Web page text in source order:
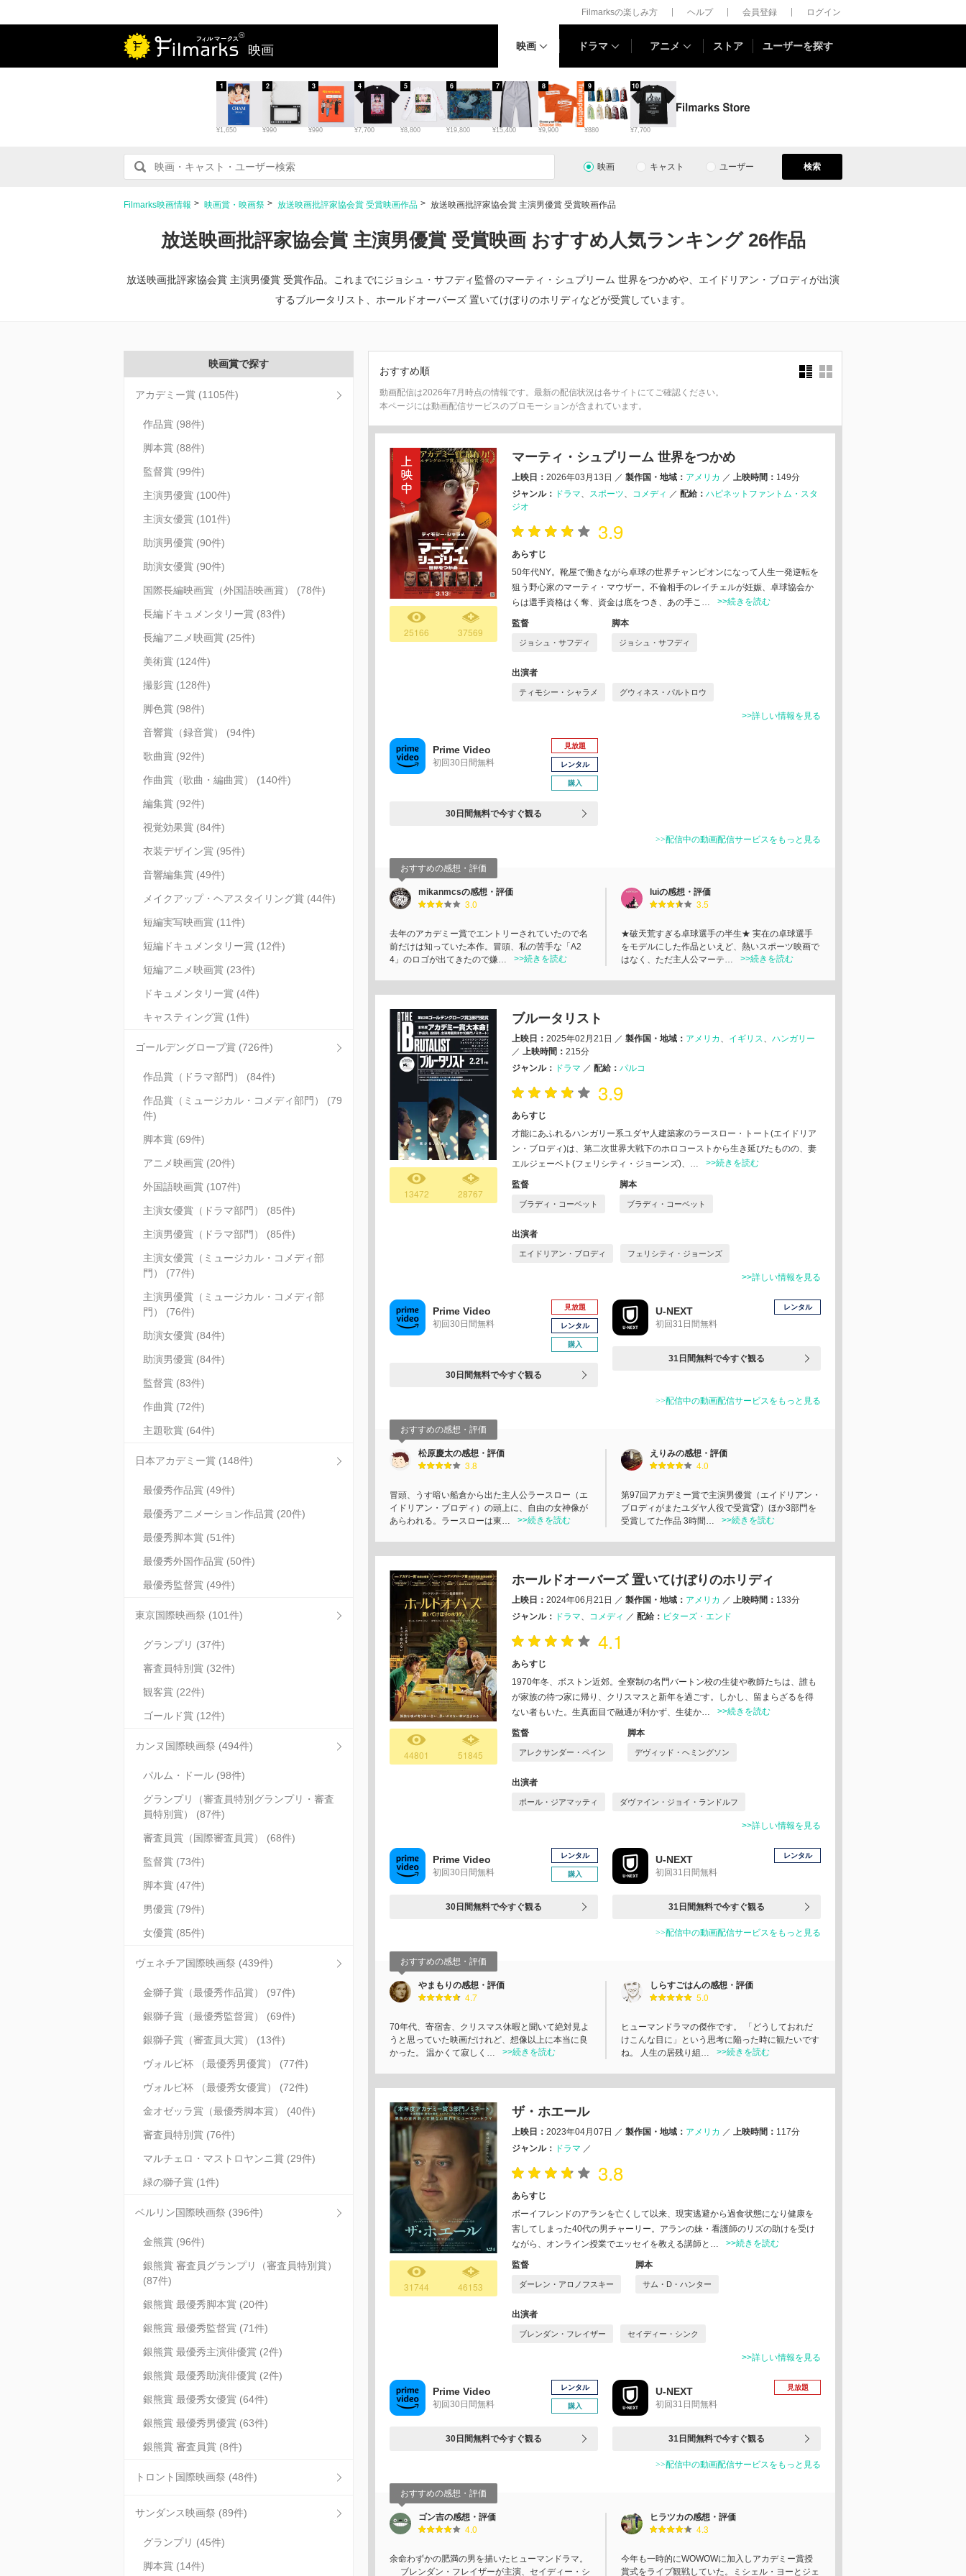
Filmarksの楽しみ方 ヘルプ 会員登録 ログイン
映画 映画 ドラマ アニメ ストア ユーザーを探す
¥1,650
1
¥990
2
¥990
3
¥7,700
4
¥8,800
5
¥19,800
6
¥15,400
7
¥9,900
8
¥880
9
¥7,700
10
映画 キャスト ユーザー 検索
Filmarks映画情報 映画賞・映画祭 放送映画批評家協会賞 受賞映画作品 放送映画批評家協会賞 主演男優賞 受賞映画作品
放送映画批評家協会賞 主演男優賞 受賞映画 おすすめ人気ランキング 26作品
放送映画批評家協会賞 主演男優賞 受賞作品。これまでにジョシュ・サフディ監督のマーティ・シュプリーム 世界をつかめや、エイドリアン・ブロディが出演
するブルータリスト、ホールドオーバーズ 置いてけぼりのホリディなどが受賞しています。
映画賞で探す
アカデミー賞 (1105件)
作品賞 (98件)
脚本賞 (88件)
監督賞 (99件)
主演男優賞 (100件)
主演女優賞 (101件)
助演男優賞 (90件)
助演女優賞 (90件)
国際長編映画賞（外国語映画賞） (78件)
長編ドキュメンタリー賞 (83件)
長編アニメ映画賞 (25件)
美術賞 (124件)
撮影賞 (128件)
脚色賞 (98件)
音響賞（録音賞） (94件)
歌曲賞 (92件)
作曲賞（歌曲・編曲賞） (140件)
編集賞 (92件)
視覚効果賞 (84件)
衣装デザイン賞 (95件)
音響編集賞 (49件)
メイクアップ・ヘアスタイリング賞 (44件)
短編実写映画賞 (11件)
短編ドキュメンタリー賞 (12件)
短編アニメ映画賞 (23件)
ドキュメンタリー賞 (4件)
キャスティング賞 (1件)
ゴールデングローブ賞 (726件)
作品賞（ドラマ部門） (84件)
作品賞（ミュージカル・コメディ部門） (79
件)
脚本賞 (69件)
アニメ映画賞 (20件)
外国語映画賞 (107件)
主演女優賞（ドラマ部門） (85件)
主演男優賞（ドラマ部門） (85件)
主演女優賞（ミュージカル・コメディ部
門） (77件)
主演男優賞（ミュージカル・コメディ部
門） (76件)
助演女優賞 (84件)
助演男優賞 (84件)
監督賞 (83件)
作曲賞 (72件)
主題歌賞 (64件)
日本アカデミー賞 (148件)
最優秀作品賞 (49件)
最優秀アニメーション作品賞 (20件)
最優秀脚本賞 (51件)
最優秀外国作品賞 (50件)
最優秀監督賞 (49件)
東京国際映画祭 (101件)
グランプリ (37件)
審査員特別賞 (32件)
観客賞 (22件)
ゴールド賞 (12件)
カンヌ国際映画祭 (494件)
パルム・ドール (98件)
グランプリ（審査員特別グランプリ・審査
員特別賞） (87件)
審査員賞（国際審査員賞） (68件)
監督賞 (73件)
脚本賞 (47件)
男優賞 (79件)
女優賞 (85件)
ヴェネチア国際映画祭 (439件)
金獅子賞（最優秀作品賞） (97件)
銀獅子賞（最優秀監督賞） (69件)
銀獅子賞（審査員大賞） (13件)
ヴォルピ杯 （最優秀男優賞） (77件)
ヴォルピ杯 （最優秀女優賞） (72件)
金オゼッラ賞（最優秀脚本賞） (40件)
審査員特別賞 (76件)
マルチェロ・マストロヤンニ賞 (29件)
緑の獅子賞 (1件)
ベルリン国際映画祭 (396件)
金熊賞 (96件)
銀熊賞 審査員グランプリ（審査員特別賞）
(87件)
銀熊賞 最優秀脚本賞 (20件)
銀熊賞 最優秀監督賞 (71件)
銀熊賞 最優秀主演俳優賞 (2件)
銀熊賞 最優秀助演俳優賞 (2件)
銀熊賞 最優秀女優賞 (64件)
銀熊賞 最優秀男優賞 (63件)
銀熊賞 審査員賞 (8件)
トロント国際映画祭 (48件)
サンダンス映画祭 (89件)
グランプリ (45件)
脚本賞 (14件)
おすすめ順
動画配信は2026年7月時点の情報です。最新の配信状況は各サイトにてご確認ください。
本ページには動画配信サービスのプロモーションが含まれています。
25166 37569
マーティ・シュプリーム 世界をつかめ
上映日： 2026年03月13日 ／ 製作国・地域： アメリカ ／ 上映時間： 149分
ジャンル： ドラマ スポーツ コメディ ／ 配給： ハピネットファントム・スタ
ジオ
3.9
あらすじ
50年代NY。靴屋で働きながら卓球の世界チャンピオンになって人生一発逆転を
狙う野心家のマーティ・マウザー。不倫相手のレイチェルが妊娠、卓球協会か
らは選手資格はく奪、資金は底をつき、あの手こ…
>>続きを読む
監督
ジョシュ・サフディ
脚本
ジョシュ・サフディ
出演者
ティモシー・シャラメ グウィネス・パルトロウ
>>詳しい情報を見る
Prime Video
初回30日間無料
見放題
レンタル
購入
30日間無料で今すぐ観る
>>配信中の動画配信サービスをもっと見る
おすすめの感想・評価
mikanmcsの感想・評価
3.0
去年のアカデミー賞でエントリーされていたので名
前だけは知っていた本作。冒頭、私の苦手な「A2
4」のロゴが出てきたので嫌…
>>続きを読む
luiの感想・評価
3.5
★破天荒すぎる卓球選手の半生★ 実在の卓球選手
をモデルにした作品といえど、熱いスポーツ映画で
はなく、ただ主人公マーテ…
>>続きを読む
13472 28767
ブルータリスト
上映日： 2025年02月21日 ／ 製作国・地域： アメリカ イギリス
ハンガリー
／ 上映時間： 215分
ジャンル： ドラマ ／ 配給： パルコ
3.9
あらすじ
才能にあふれるハンガリー系ユダヤ⼈建築家のラースロー・トート(エイドリア
ン・ブロディ)は、第⼆次世界⼤戦下のホロコーストから⽣き延びたものの、妻
エルジェーベト(フェリシティ・ジョーンズ)、…
>>続きを読む
監督
ブラディ・コーベット
脚本
ブラディ・コーベット
出演者
エイドリアン・ブロディ フェリシティ・ジョーンズ
>>詳しい情報を見る
Prime Video
初回30日間無料
見放題
レンタル
購入
30日間無料で今すぐ観る
U-NEXT
初回31日間無料
レンタル
31日間無料で今すぐ観る
>>配信中の動画配信サービスをもっと見る
おすすめの感想・評価
松原慶太の感想・評価
3.8
冒頭、うす暗い船倉から出た主人公ラースロー（エ
イドリアン・ブロディ）の頭上に、自由の女神像が
あらわれる。ラースローは東…
>>続きを読む
えりみの感想・評価
4.0
第97回アカデミー賞で主演男優賞（エイドリアン・
ブロディがまたユダヤ人役で受賞🏆️）ほか3部門を
受賞してた作品 3時間…
>>続きを読む
44801 51845
ホールドオーバーズ 置いてけぼりのホリディ
上映日： 2024年06月21日 ／ 製作国・地域： アメリカ ／ 上映時間： 133分
ジャンル： ドラマ コメディ ／ 配給： ビターズ・エンド
4.1
あらすじ
1970年冬、ボストン近郊。全寮制の名門バートン校の生徒や教師たちは、誰も
が家族の待つ家に帰り、クリスマスと新年を過ごす。しかし、留まらざるを得
ない者もいた。生真面目で融通が利かず、生徒か…
>>続きを読む
監督
アレクサンダー・ペイン
脚本
デヴィッド・ヘミングソン
出演者
ポール・ジアマッティ ダヴァイン・ジョイ・ランドルフ
>>詳しい情報を見る
Prime Video
初回30日間無料
レンタル
購入
30日間無料で今すぐ観る
U-NEXT
初回31日間無料
レンタル
31日間無料で今すぐ観る
>>配信中の動画配信サービスをもっと見る
おすすめの感想・評価
やまもりの感想・評価
4.7
70年代、寄宿舎、クリスマス休暇と聞いて絶対見よ
うと思っていた映画だけれど、想像以上に本当に良
かった。 温かくて寂しく…
>>続きを読む
しらすごはんの感想・評価
5.0
ヒューマンドラマの傑作です。 「どうしておれだ
けこんな目に」という思考に陥った時に観たいです
ね。 人生の居残り組…
>>続きを読む
31744 46153
ザ・ホエール
上映日： 2023年04月07日 ／ 製作国・地域： アメリカ ／ 上映時間： 117分
ジャンル： ドラマ ／
3.8
あらすじ
ボーイフレンドのアランを亡くして以来、現実逃避から過食状態になり健康を
害してしまった40代の男チャーリー。アランの妹・看護師のリズの助けを受け
ながら、オンライン授業でエッセイを教える講師と…
>>続きを読む
監督
ダーレン・アロノフスキー
脚本
サム・D・ハンター
出演者
ブレンダン・フレイザー セイディー・シンク
>>詳しい情報を見る
Prime Video
初回30日間無料
レンタル
購入
30日間無料で今すぐ観る
U-NEXT
初回31日間無料
見放題
31日間無料で今すぐ観る
>>配信中の動画配信サービスをもっと見る
おすすめの感想・評価
ゴン吉の感想・評価
4.0
余命わずかの肥満の男を描いたヒューマンドラマ。
ブレンダン・フレイザーが主演、セイディー・シ
ヒラツカの感想・評価
4.3
今年も一時的にWOWOWに加入しアカデミー賞授
賞式をライブ観戦していた。ミシェル・ヨーとジェ